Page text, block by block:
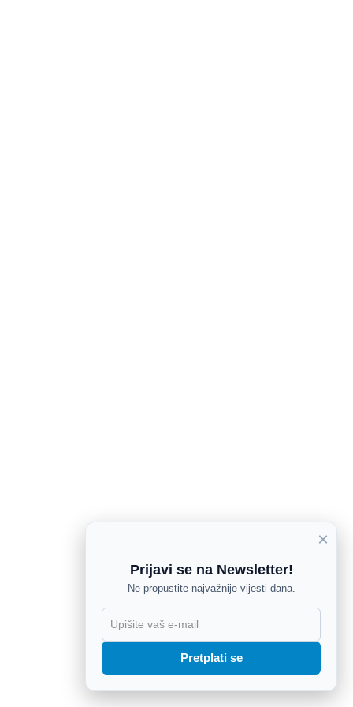
×
Prijavi se na Newsletter!
Ne propustite najvažnije vijesti dana.
Pretplati se